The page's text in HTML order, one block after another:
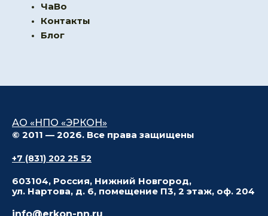
ЧаВо
Контакты
Блог
АО «НПО «ЭРКОН»
© 2011 — 2026. Все права защищены
+7 (831) 202 25 52
603104, Россия, Нижний Новгород,
ул. Нартова, д. 6, помещение П3, 2 этаж, оф. 204